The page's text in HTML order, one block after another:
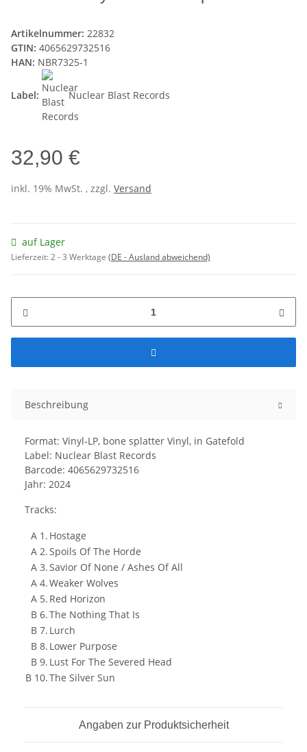
Artikelnummer: 22832
GTIN: 4065629732516
HAN: NBR7325-1
Label: Nuclear Blast Records
32,90 €
inkl. 19% MwSt. , zzgl. Versand
auf Lager
Lieferzeit:2 - 3 Werktage (DE - Ausland abweichend)
Beschreibung
Format: Vinyl-LP, bone splatter Vinyl, in Gatefold
Label: Nuclear Blast Records
Barcode: 4065629732516
Jahr: 2024
Tracks:
A 1. Hostage
A 2.Spoils Of The Horde
A 3.Savior Of None / Ashes Of All
A 4.Weaker Wolves
A 5. Red Horizon
B 6.The Nothing That Is
B 7. Lurch
B 8. Lower Purpose
B 9. Lust For The Severed Head
B 10.The Silver Sun
Angaben zur Produktsicherheit